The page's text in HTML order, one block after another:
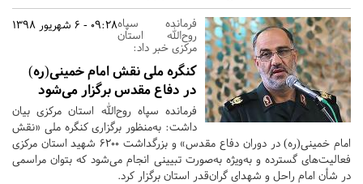
09:28 - 6 شهریور 1398فرمانده سپاه
روح‌الله استان
مرکزی خبر داد:
کنگره ملی نقش امام خمینی(ره)
در دفاع مقدس برگزار می‌شود
فرمانده سپاه روح‌الله استان مرکزی بیان
داشت: به‌منظور برگزاری کنگره ملی «نقش
امام خمینی(ره) در دوران دفاع مقدس» و بزرگداشت ۶۲۰۰ شهید استان مرکزی
فعالیت‌های گسترده و به‌ویژه به‌صورت تبیینی انجام می‌شود که بتوان مراسمی
در شأن امام راحل و شهدای گران‌قدر استان برگزار کرد.